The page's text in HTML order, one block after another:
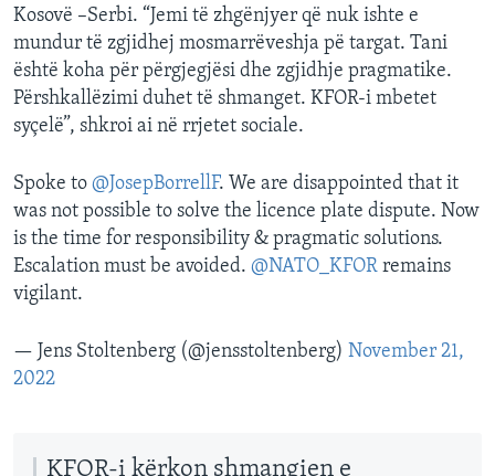
Kosovë –Serbi. “Jemi të zhgënjyer që nuk ishte e
mundur të zgjidhej mosmarrëveshja pë targat. Tani
është koha për përgjegjësi dhe zgjidhje pragmatike.
Përshkallëzimi duhet të shmanget. KFOR-i mbetet
syçelë”, shkroi ai në rrjetet sociale.
Spoke to @JosepBorrellF. We are disappointed that it
was not possible to solve the licence plate dispute. Now
is the time for responsibility & pragmatic solutions.
Escalation must be avoided. @NATO_KFOR remains
vigilant.
— Jens Stoltenberg (@jensstoltenberg) November 21,
2022
KFOR-i kërkon shmangien e